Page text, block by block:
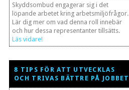
Skyddsombud engagerar sig i det
löpande arbetet kring arbetsmiljöfrågor.
Lär dig mer om vad denna roll innebär
och hur dessa representanter tillsätts.
Läs vidare!
8 TIPS FÖR ATT UTVECKLAS
OCH TRIVAS BÄTTRE PÅ JOBBET